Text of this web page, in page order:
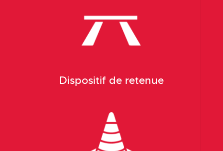
Dispositif de retenue